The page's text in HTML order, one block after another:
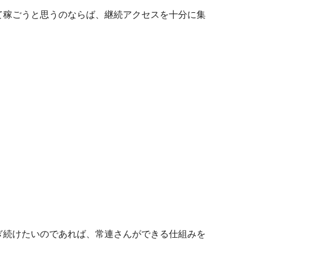
ごうと思うのならば、継続アクセスを十分に集
けたいのであれば、常連さんができる仕組みを